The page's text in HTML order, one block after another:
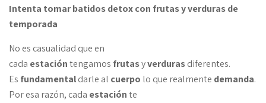
Intenta tomar batidos detox con frutas y verduras de
temporada
No es casualidad que en
cada estacióntengamos frutasyverdurasdiferentes.
Es fundamentaldarle al cuerpo lo que realmente demanda.
Por esa razón, cada estaciónte